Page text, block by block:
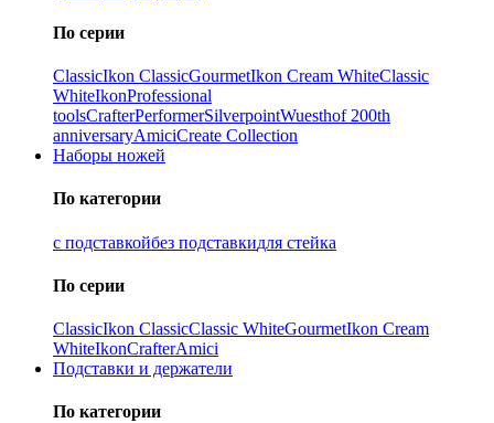
По серии
ClassicIkon ClassiсGourmetIkon Cream WhiteClassic
WhiteIkonProfessional
toolsCrafterPerformerSilverpointWuesthof 200th
anniversaryAmiciCreate Collection
Наборы ножей
По категории
с подставкойбез подставкидля стейка
По серии
ClassicIkon ClassiсClassic WhiteGourmetIkon Cream
WhiteIkonCrafterAmici
Подставки и держатели
По категории